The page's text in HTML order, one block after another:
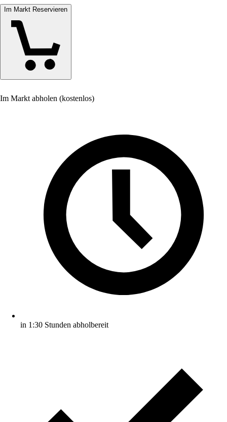
Im Markt Reservieren
Im Markt abholen (kostenlos)
in 1:30 Stunden abholbereit